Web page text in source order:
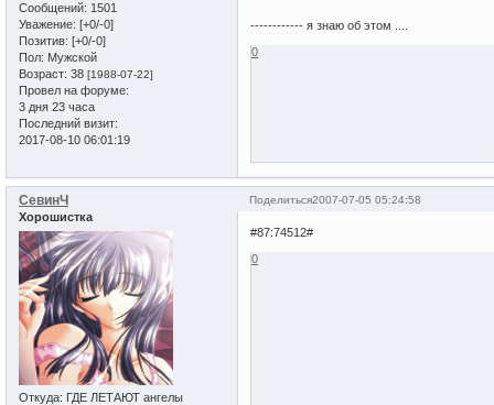
Сообщений: 1501
Уважение: [+0/-0]
Позитив: [+0/-0]
Пол: Мужской
Возраст: 38 [1988-07-22]
Провел на форуме:
3 дня 23 часа
Последний визит:
2017-08-10 06:01:19
------------ я знаю об этом ....
0
Поделиться2007-07-05 05:24:58
СевинЧ
Хорошистка
Откуда: ГДЕ ЛЕТАЮТ ангелы
#87:74512#
0